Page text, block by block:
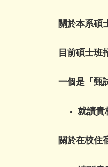
關於本系碩
目前碩士班
一個是「甄
就讀貴
關於在校住